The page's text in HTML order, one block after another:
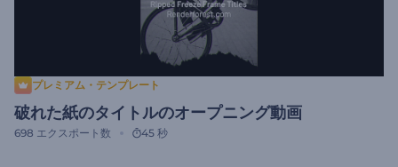
プレミアム・テンプレート
破れた紙のタイトルのオープニング動画
698 エクスポート数 45 秒